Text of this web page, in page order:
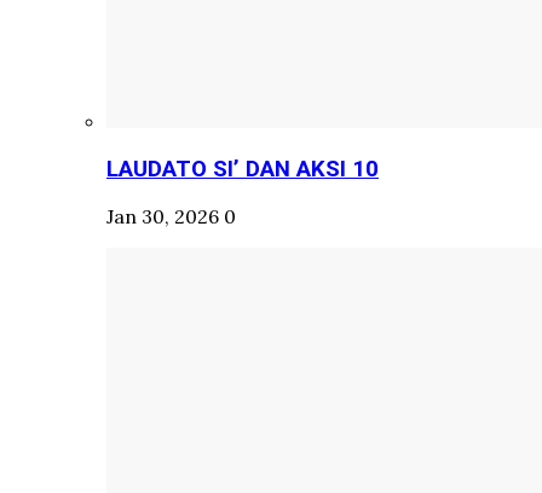
LAUDATO SI’ DAN AKSI 10
Jan 30, 2026 0